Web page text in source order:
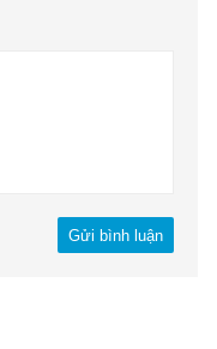
Gửi bình luận